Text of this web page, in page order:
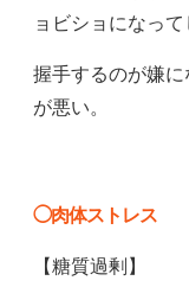
ョビショになって
握手するのが嫌
が悪い。
◯肉体ストレス
【糖質過剰】